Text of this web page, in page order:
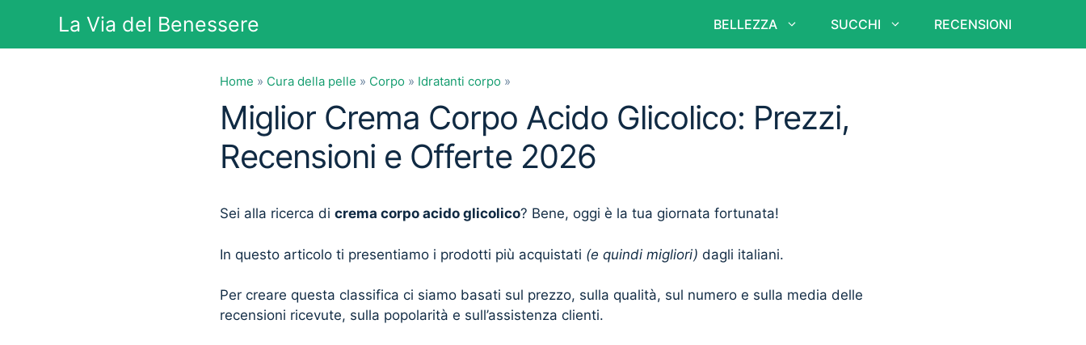
contenuto
La Via del Benessere BELLEZZA SUCCHI RECENSIONI
Home » Cura della pelle » Corpo » Idratanti corpo »
Miglior Crema Corpo Acido Glicolico: Prezzi,
Recensioni e Offerte 2026
Sei alla ricerca di crema corpo acido glicolico? Bene, oggi è la tua giornata fortunata!
In questo articolo ti presentiamo i prodotti più acquistati (e quindi migliori) dagli italiani.
Per creare questa classifica ci siamo basati sul prezzo, sulla qualità, sul numero e sulla media delle
recensioni ricevute, sulla popolarità e sull’assistenza clienti.